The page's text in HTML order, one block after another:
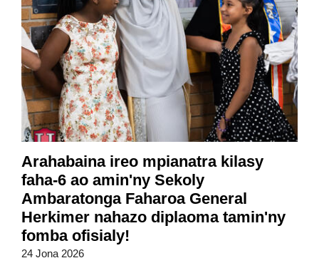
Arahabaina ireo mpianatra kilasy
faha-6 ao amin'ny Sekoly
Ambaratonga Faharoa General
Herkimer nahazo diplaoma tamin'ny
fomba ofisialy!
24 Jona 2026